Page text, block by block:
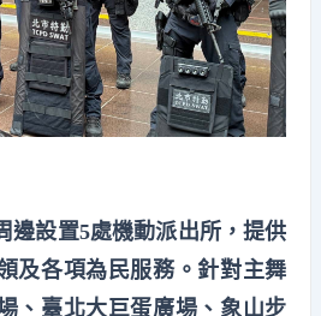
邊設置5處機動派出所，提供
及各項為民服務。針對主舞
、臺北大巨蛋廣場、象山步